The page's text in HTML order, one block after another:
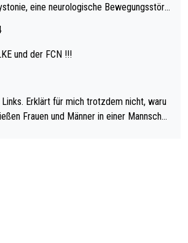
eine neurologische Bewegungsstöru
dass Medikamente ihm helfen! Ich glau
sehr viele der Dartits-Fälle fälschlich psy
behandelt werden! Dafür müsste
und nicht zum Mentaltrainer gehen…
und der FCN !!!
Links. Erklärt für mich trotzdem nicht, waru
Frauen und Männer in einer Mannschaf